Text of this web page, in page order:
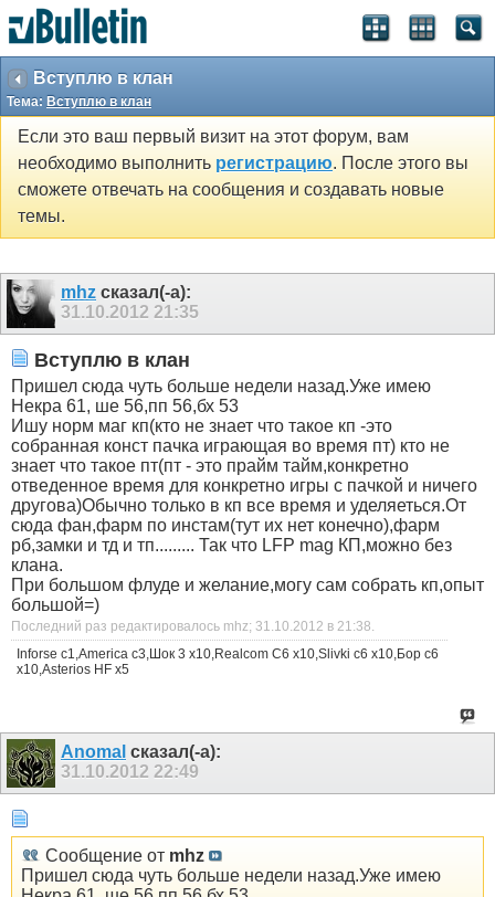
Вступлю в клан
Тема: Вступлю в клан
Если это ваш первый визит на этот форум, вам
необходимо выполнить регистрацию. После этого вы
сможете отвечать на сообщения и создавать новые
темы.
mhz сказал(-а):
31.10.2012 21:35
Вступлю в клан
Пришел сюда чуть больше недели назад.Уже имею
Некра 61, ше 56,пп 56,бх 53
Ишу норм маг кп(кто не знает что такое кп -это
собранная конст пачка играющая во время пт) кто не
знает что такое пт(пт - это прайм тайм,конкретно
отведенное время для конкретно игры с пачкой и ничего
другова)Обычно только в кп все время и уделяеться.От
сюда фан,фарм по инстам(тут их нет конечно),фарм
рб,замки и тд и тп......... Так что LFP mag КП,можно без
клана.
При большом флуде и желание,могу сам собрать кп,опыт
большой=)
Последний раз редактировалось mhz; 31.10.2012 в 21:38.
Inforse c1,Аmerica c3,Шок 3 x10,Realcom С6 x10,Slivki с6 x10,Бор с6
х10,Asterios HF x5
Anomal сказал(-а):
31.10.2012 22:49
Сообщение от mhz
Пришел сюда чуть больше недели назад.Уже имею